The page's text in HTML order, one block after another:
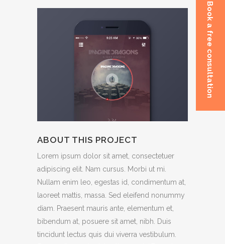
ABOUT THIS PROJECT
Lorem ipsum dolor sit amet, consectetuer
adipiscing elit. Nam cursus. Morbi ut mi.
Nullam enim leo, egestas id, condimentum at,
laoreet mattis, massa. Sed eleifend nonummy
diam. Praesent mauris ante, elementum et,
bibendum at, posuere sit amet, nibh. Duis
tincidunt lectus quis dui viverra vestibulum.
Book a free consultation